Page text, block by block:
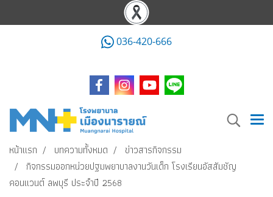
036-420-666
หน้าแรก บทความทั้งหมด
ข่าวสารกิจกรรม
กิจกรรมออกหน่วยปฐมพยาบาลงานวันเด็ก โรงเรียนอัสสัมชัญ
คอนแวนต์ ลพบุรี ประจำปี 2568